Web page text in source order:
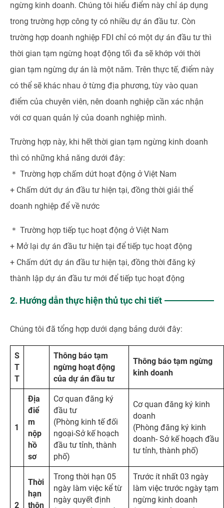
ngừng kinh doanh. Chúng tôi hiểu điểm này chỉ áp dụng
trong trường hợp công ty có nhiều dự án đầu tư. Còn
trường hợp doanh nghiệp FDI chỉ có một dự án đầu tư thì
thời gian tạm ngừng hoạt động tối đa sẽ khớp với thời
gian tạm ngừng dự án là một năm. Trên thực tế, điểm này
có thể sẽ khác nhau ở từng địa phương, tùy vào quan
điểm của chuyên viên, nên doanh nghiệp cần xác nhận
với cơ quan quản lý của doanh nghiệp mình.
Trường hợp này, khi hết thời gian tạm ngừng kinh doanh
thì có những khả năng dưới đây:
＊ Trường hợp chấm dứt hoạt động ở Việt Nam
+ Chấm dứt dự án đầu tư hiện tại, đồng thời giải thể
doanh nghiệp để về nước
＊ Trường hợp tiếp tục hoạt động ở Việt Nam
+ Mở lại dự án đầu tư hiện tại để tiếp tục hoạt động
+ Chấm dứt dự án đầu tư hiện tại, đồng thời đăng ký
thành lập dự án đầu tư mới để tiếp tục hoạt động
2. Hướng dẫn thực hiện thủ tục chi tiết
Chúng tôi đã tổng hợp dưới dạng bảng dưới đây:
S
T
T
Thông báo tạm
ngừng hoạt động
của dựán đầu tư
Thông báo tạm ngừng
kinh doanh
1
Địa
điể
m
nộp
hồ
sơ
Cơ quan đăng ký
đầu tư
(Phòng kinh tế đối
ngoại-Sở kế hoạch
đầu tư tỉnh, thành
phố)
Cơ quan đăng ký kinh
doanh
(Phòng đăng ký kinh
doanh- Sở kế hoạch đầu
tư tỉnh, thành phố)
2
Thời
hạn
thôn
Trong thời hạn 05
ngày làm việc kể từ
ngày quyết định
Trước ít nhất 03 ngày
làm việc trước ngày tạm
ngừng kinh doanh